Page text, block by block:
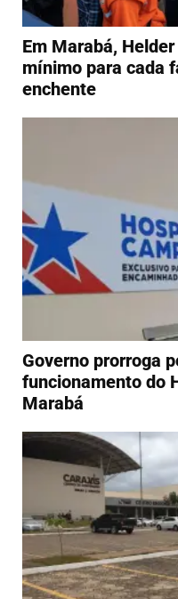
Em Marabá,
mínimo para cada
enchente
Governo prorroga
funcionamento do
Marabá